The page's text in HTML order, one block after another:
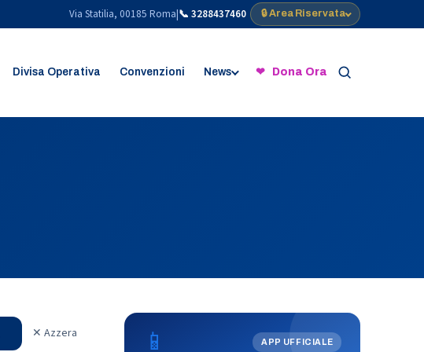
Via Statilia, 00185 Roma|📞 3288437460 🔒 Area Riservata
Divisa Operativa Convenzioni News ❤ Dona Ora
✕ Azzera 📱 APP UFFICIALE